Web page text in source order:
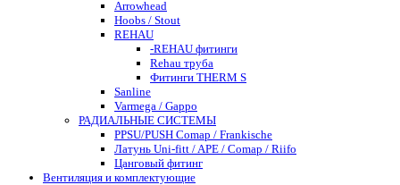
Arrowhead
Hoobs / Stout
REHAU
-REHAU фитинги
Rehau труба
Фитинги THERM S
Sanline
Varmega / Gappo
РАДИАЛЬНЫЕ СИСТЕМЫ
PPSU/PUSH Comap / Frankische
Латунь Uni-fitt / APE / Comap / Riifo
Цанговый фитинг
Вентиляция и комплектующие